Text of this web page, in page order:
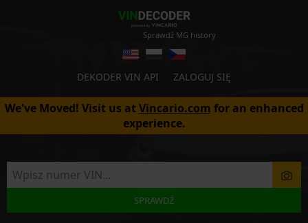
Sprawdź MG history
DEKODER VIN API ZALOGUJ SIĘ
We've Moved! Visit us atVincario.com for an enhanced
experience.
SPRAWDŹ